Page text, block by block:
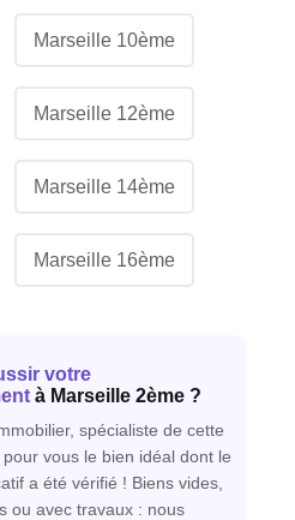
Marseille 10ème
Marseille 12ème
Marseille 14ème
Marseille 16ème
votre
à Marseille 2ème ?
spécialiste de cette
vous le bien idéal dont le
a été vérifié ! Biens vides,
ou avec travaux : nous